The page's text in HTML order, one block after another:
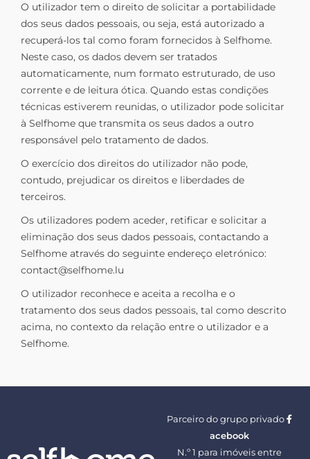
O utilizador tem o direito de solicitar a portabilidade
dos seus dados pessoais, ou seja, está autorizado a
recuperá-los tal como foram fornecidos à Selfhome.
Neste caso, os dados devem ser tratados
automaticamente, num formato estruturado, de uso
corrente e de leitura ótica. Quando estas condições
técnicas estiverem reunidas, o utilizador pode solicitar
à Selfhome que transmita os seus dados a outro
responsável pelo tratamento de dados.
O exercício dos direitos do utilizador não pode,
contudo, prejudicar os direitos e liberdades de
terceiros.
Os utilizadores podem aceder, retificar e solicitar a
eliminação dos seus dados pessoais, contactando a
Selfhome através do seguinte endereço eletrónico:
contact@selfhome.lu
O utilizador reconhece e aceita a recolha e o
tratamento dos seus dados pessoais, tal como descrito
acima, no contexto da relação entre o utilizador e a
Selfhome.
Parceiro do grupo privado
acebook
N.º 1 para imóveis entre